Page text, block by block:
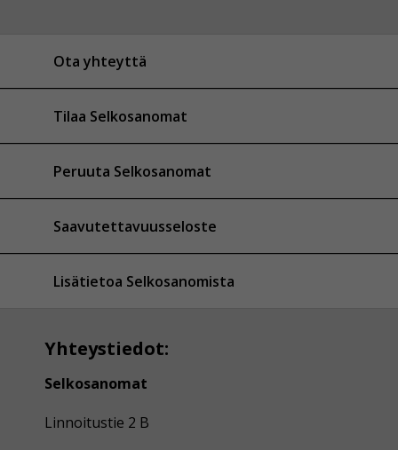
Ota yhteyttä
Tilaa Selkosanomat
Peruuta Selkosanomat
Saavutettavuusseloste
Lisätietoa Selkosanomista
Yhteystiedot:
Selkosanomat
Linnoitustie 2 B